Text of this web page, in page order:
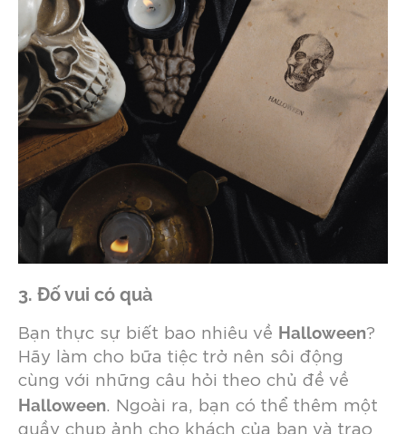
3. Đố vui có quà
Bạn thực sự biết bao nhiêu về Halloween?
Hãy làm cho bữa tiệc trở nên sôi động
cùng với những câu hỏi theo chủ đề về
Halloween. Ngoài ra, bạn có thể thêm một
quầy chụp ảnh cho khách của bạn và trao